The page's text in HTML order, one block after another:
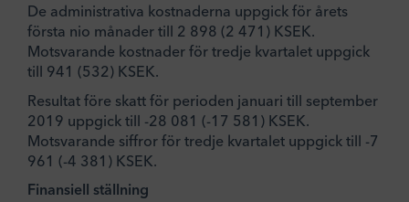
De administrativa kostnaderna uppgick för årets
första nio månader till 2 898 (2 471) KSEK.
Motsvarande kostnader för tredje kvartalet uppgick
till 941 (532) KSEK.
Resultat före skatt för perioden januari till september
2019 uppgick till -28 081 (-17 581) KSEK.
Motsvarande siffror för tredje kvartalet uppgick till -7
961 (-4 381) KSEK.
Finansiell ställning